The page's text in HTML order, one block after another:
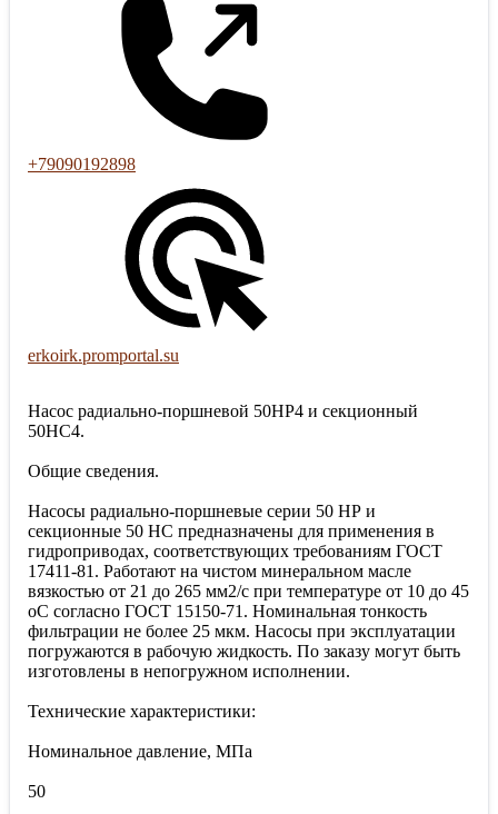
+79090192898
erkoirk.promportal.su
Насос радиально-поршневой 50НР4 и секционный
50НС4.
Общие сведения.
Насосы радиально-поршневые серии 50 НР и
секционные 50 НС предназначены для применения в
гидроприводах, соответствующих требованиям ГОСТ
17411-81. Работают на чистом минеральном масле
вязкостью от 21 до 265 мм2/с при температуре от 10 до 45
оС согласно ГОСТ 15150-71. Номинальная тонкость
фильтрации не более 25 мкм. Насосы при эксплуатации
погружаются в рабочую жидкость. По заказу могут быть
изготовлены в непогружном исполнении.
Технические характеристики:
Номинальное давление, МПа
50